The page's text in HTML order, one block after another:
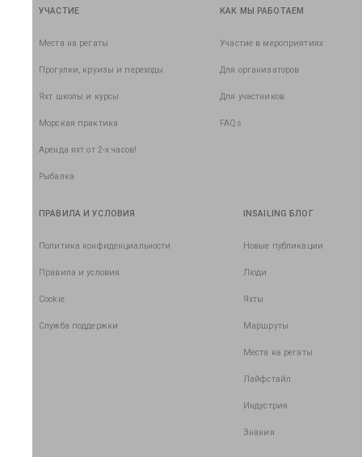
УЧАСТИЕ
Места на регаты
Прогулки, круизы и переходы
Яхт школы и курсы
Морская практика
Аренда яхт от 2-х часов!
Рыбалка
КАК МЫ РАБОТАЕМ
Участие в мероприятиях
Для организаторов
Для участников
FAQs
ПРАВИЛА И УСЛОВИЯ
Политика конфиденциальности
Правила и условия
Cookie
Служба поддержки
INSAILING БЛОГ
Новые публикации
Люди
Яхты
Маршруты
Места на регаты
Лайфстайл
Индустрия
Знания